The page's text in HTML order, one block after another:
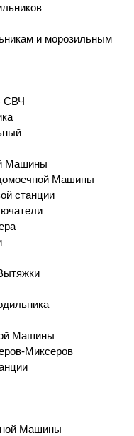
и морозильным
СВЧ
Машины
Машины
станции
Машины
Миксеров
Машины